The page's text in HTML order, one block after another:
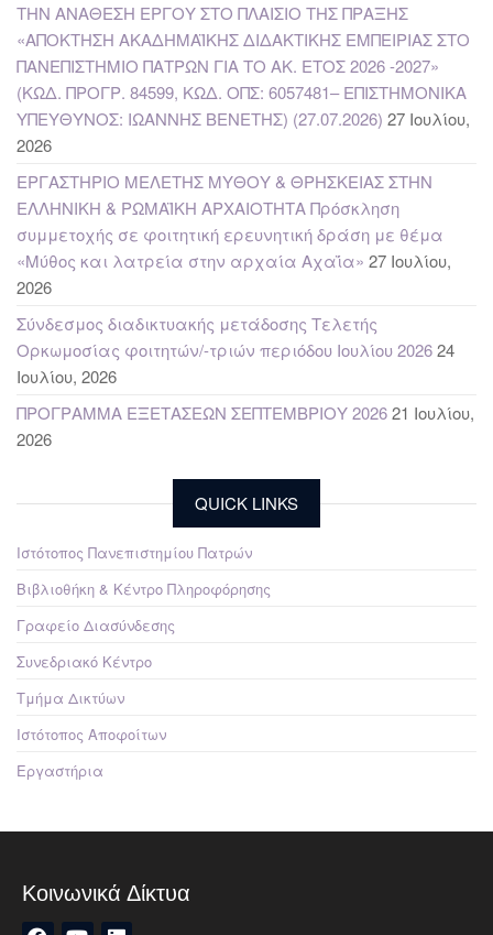
ΤΗΝ ΑΝΑΘΕΣΗ ΕΡΓΟΥ ΣΤΟ ΠΛΑΙΣΙΟ ΤΗΣ ΠΡΑΞΗΣ
«ΑΠΟΚΤΗΣΗ ΑΚΑΔΗΜΑΪΚΗΣ ΔΙΔΑΚΤΙΚΗΣ ΕΜΠΕΙΡΙΑΣ ΣΤΟ
ΠΑΝΕΠΙΣΤΗΜΙΟ ΠΑΤΡΩΝ ΓΙΑ ΤΟ ΑΚ. ΕΤΟΣ 2026 -2027»
(ΚΩΔ. ΠΡΟΓΡ. 84599, ΚΩΔ. ΟΠΣ: 6057481– ΕΠΙΣΤΗΜΟΝΙΚΑ
ΥΠΕΥΘΥΝΟΣ: ΙΩΑΝΝΗΣ ΒΕΝΕΤΗΣ) (27.07.2026) 27 Ιουλίου,
2026
ΕΡΓΑΣΤΗΡΙΟ ΜΕΛΕΤΗΣ ΜΥΘΟΥ & ΘΡΗΣΚΕΙΑΣ ΣΤΗΝ
ΕΛΛΗΝΙΚΗ & ΡΩΜΑΪΚΗ ΑΡΧΑΙΟΤΗΤΑ Πρόσκληση
συμμετοχής σε φοιτητική ερευνητική δράση με θέμα
«Μύθος και λατρεία στην αρχαία Αχαΐα» 27 Ιουλίου,
2026
Σύνδεσμος διαδικτυακής μετάδοσης Τελετής
Ορκωμοσίας φοιτητών/-τριών περιόδου Ιουλίου 202624
Ιουλίου, 2026
ΠΡΟΓΡΑΜΜΑ ΕΞΕΤΑΣΕΩΝ ΣΕΠΤΕΜΒΡΙΟΥ 202621 Ιουλίου,
2026
QUICK LINKS
Ιστότοπος Πανεπιστημίου Πατρών
Βιβλιοθήκη & Κέντρο Πληροφόρησης
Γραφείο Διασύνδεσης
Συνεδριακό Κέντρο
Τμήμα Δικτύων
Ιστότοπος Αποφοίτων
Εργαστήρια
Κοινωνικά Δίκτυα